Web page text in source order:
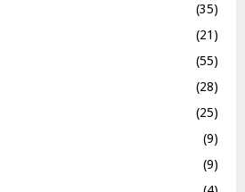
(35)
(21)
(55)
(28)
(25)
(9)
(9)